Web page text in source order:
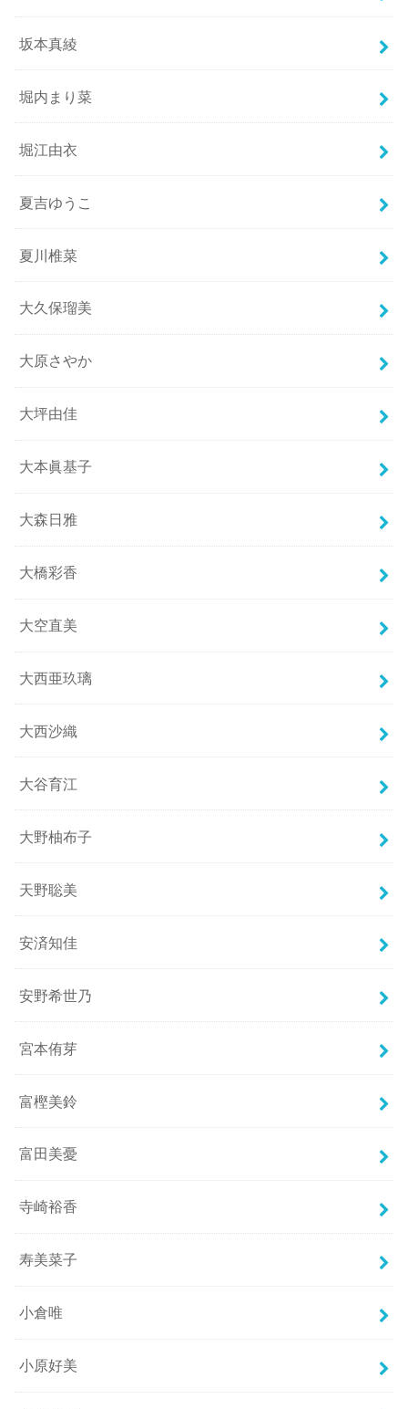
坂本真綾
堀内まり菜
堀江由衣
夏吉ゆうこ
夏川椎菜
大久保瑠美
大原さやか
大坪由佳
大本眞基子
大森日雅
大橋彩香
大空直美
大西亜玖璃
大西沙織
大谷育江
大野柚布子
天野聡美
安済知佳
安野希世乃
宮本侑芽
富樫美鈴
富田美憂
寺崎裕香
寿美菜子
小倉唯
小原好美